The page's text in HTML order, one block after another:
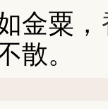
金粟，
散。